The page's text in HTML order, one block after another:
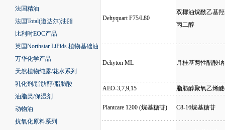
法国精油
法国Total(道达尔)油脂
比利时EOC产品
英国Northstar LiPids 植物基础油
万华化学产品
天然植物纯露/花水系列
乳化剂/脂肪醇/脂肪酸
油脂类/保湿剂
动物油
抗氧化原料系列
Dehyquart F75/L80
双椰油烷酰乙基
丙二醇
Dehyton ML 月桂基两性醋酸钠
AEO-3,7,9,15 脂肪醇聚氧乙烯醚
Plantcare 1200 (烷基糖苷) C8-16烷基糖苷